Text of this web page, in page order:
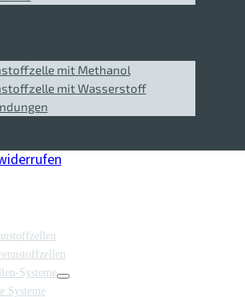
mit Methanol
mit Wasserstoff
Systeme
Systeme